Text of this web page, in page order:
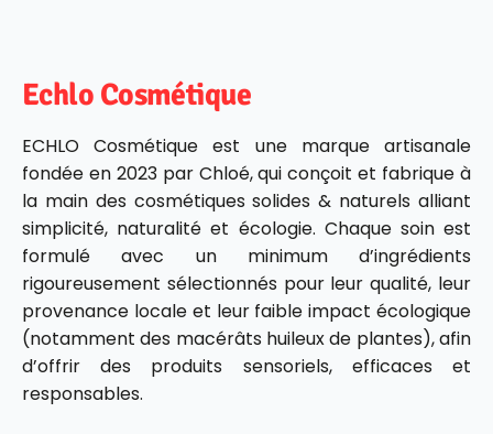
Echlo Cosmétique
ECHLO Cosmétique est une marque artisanale
fondée en 2023 par Chloé, qui conçoit et fabrique à
la main des cosmétiques solides & naturels alliant
simplicité, naturalité et écologie. Chaque soin est
formulé avec un minimum d’ingrédients
rigoureusement sélectionnés pour leur qualité, leur
provenance locale et leur faible impact écologique
(notamment des macérâts huileux de plantes), afin
d’offrir des produits sensoriels, efficaces et
responsables.